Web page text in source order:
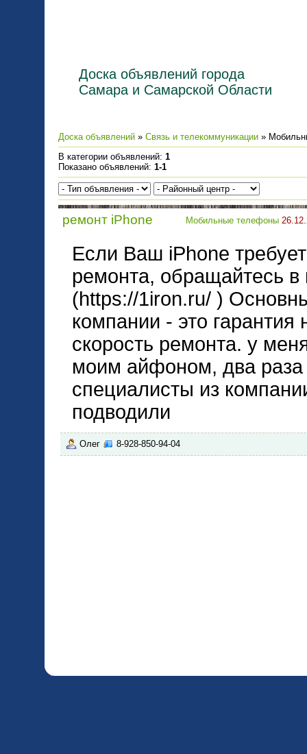
Доска объявлений города
Самара и Самарской Области
Доска объявлений » Связь и телекоммуникации »
В категории объявлений: 1
Показано объявлений: 1-1
ремонт iPhone Мобильные телефоны
Если Ваш iPhone
ремонта, обращайтесь
(https://1iron.ru/ )
компании - это
скорость ремонта. у
моим айфоном, два раза
специалисты из
подводили
Олег 8-928-850-94-04